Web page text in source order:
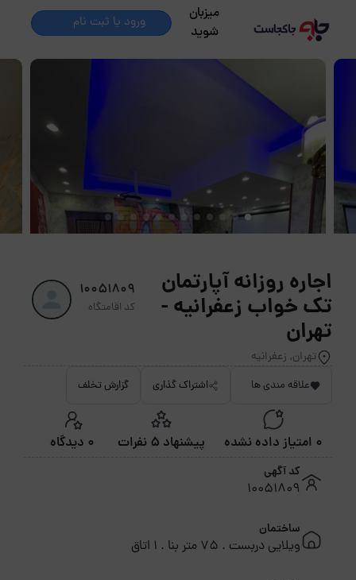
میزبان
شوید
ورود یا ثبت نام
اجاره روزانه آپارتمان
تک خواب زعفرانیه -
تهران
تهران, زعفرانیه
10051809
کد اقامتگاه
علاقه مندی ها اشتراک گذاری گزارش تخلف
0 امتیاز داده نشده پیشنهاد 5 نفرات 0 دیدگاه
کد آگهی
10051809
ساختمان
ویلایی دربست . 75 متر بنا . 1 اتاق